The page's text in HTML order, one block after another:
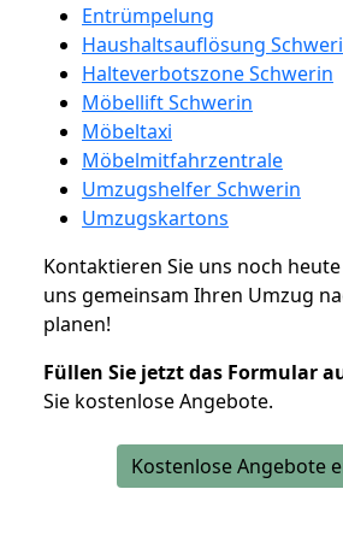
Entrümpelung
Haushaltsauflösung
Halteverbotszone Schwerin
Möbellift Schwerin
Möbeltaxi
Möbelmitfahrzentrale
Umzugshelfer Schwerin
Umzugskartons
Kontaktieren Sie uns noch
uns gemeinsam Ihren Umzug
planen!
Füllen Sie jetzt das Formular
Sie kostenlose Angebote.
Kostenlose Angebote